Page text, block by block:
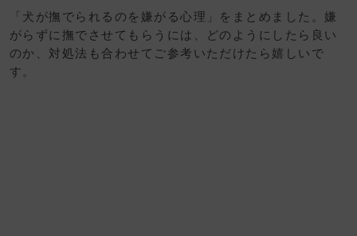
「犬が撫でられるのを嫌がる心理」をまとめました。嫌
がらずに撫でさせてもらうには、どのようにしたら良い
のか、対処法も合わせてご参考いただけたら嬉しいで
す。